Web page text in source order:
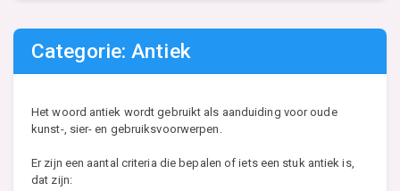
Categorie: Antiek
Het woord antiek wordt gebruikt als aanduiding voor oude
kunst-, sier- en gebruiksvoorwerpen.
Er zijn een aantal criteria die bepalen of iets een stuk antiek is,
dat zijn: